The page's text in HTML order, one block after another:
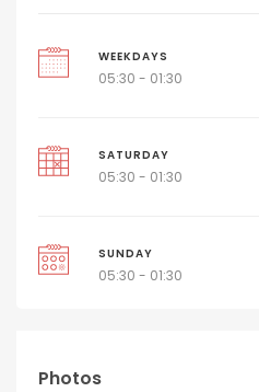
WEEKDAYS
05:30 - 01:30
SATURDAY
05:30 - 01:30
SUNDAY
05:30 - 01:30
Photos